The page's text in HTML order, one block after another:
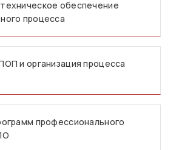
обеспечение
процесса
и организация процесса
профессионального